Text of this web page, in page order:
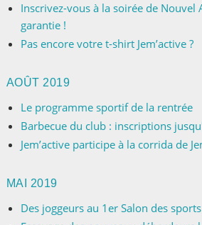
Inscrivez-vous à la soirée de Nouvel
garantie !
Pas encore votre t-shirt Jem’active ?
AOÛT 2019
Le programme sportif de la rentrée
Barbecue du club : inscriptions
Jem’active participe à la corrida de
MAI 2019
Des joggeurs au 1er Salon des